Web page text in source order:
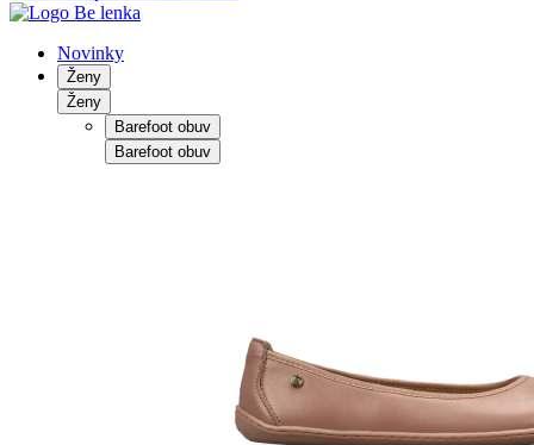
Novinky
Ženy
Ženy
Barefoot obuv
Barefoot obuv